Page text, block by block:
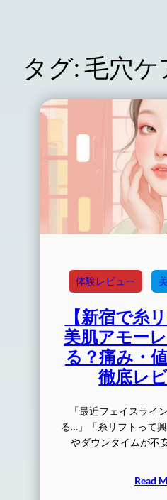
タグ:毛穴ケ
体験レビュー
【新宿で糸
美肌アモー
る？痛み・
徹底レ
「最近フェイスライ
る…」「糸リフトって
やダウンタイムが不
Read